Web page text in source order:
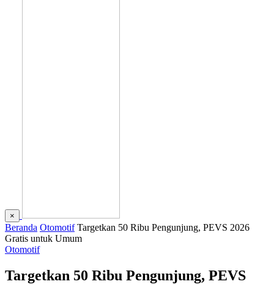
×
Beranda Otomotif Targetkan 50 Ribu Pengunjung, PEVS 2026
Gratis untuk Umum
Otomotif
Targetkan 50 Ribu Pengunjung, PEVS